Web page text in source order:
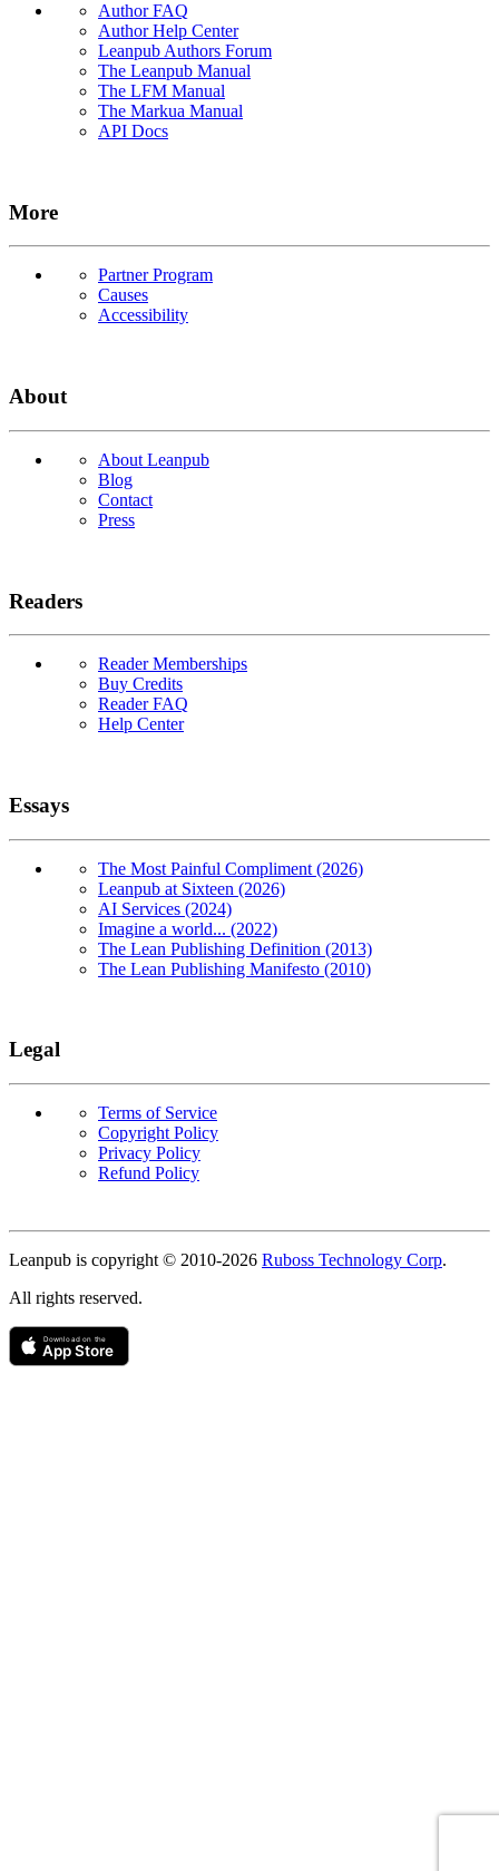
Author FAQ
Author Help Center
Leanpub Authors Forum
The Leanpub Manual
The LFM Manual
The Markua Manual
API Docs
More
Partner Program
Causes
Accessibility
About
About Leanpub
Blog
Contact
Press
Readers
Reader Memberships
Buy Credits
Reader FAQ
Help Center
Essays
The Most Painful Compliment (2026)
Leanpub at Sixteen (2026)
AI Services (2024)
Imagine a world... (2022)
The Lean Publishing Definition (2013)
The Lean Publishing Manifesto (2010)
Legal
Terms of Service
Copyright Policy
Privacy Policy
Refund Policy
Leanpub is copyright © 2010-2026 Ruboss Technology Corp.
All rights reserved.